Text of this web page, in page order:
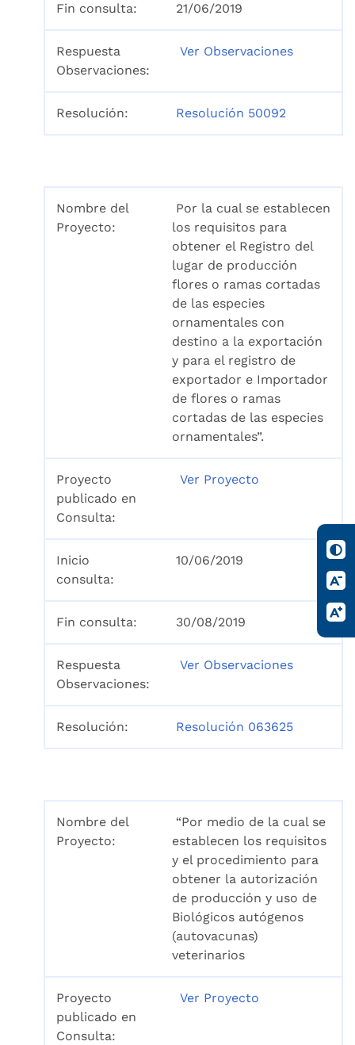
Fin consulta: 21/06/2019
Respuesta
Observaciones:
Ver Observaciones
Resolución: Resolución 50092
Nombre del
Proyecto:
Por la cual se establecen
los requisitos para
obtener el Registro del
lugar de producción
flores o ramas cortadas
de las especies
ornamentales con
destino a la exportación
y para el registro de
exportador e Importador
de flores o ramas
cortadas de las especies
ornamentales”.
Proyecto
publicado en
Consulta:
Ver Proyecto
Inicio
consulta:
10/06/2019
Fin consulta: 30/08/2019
Respuesta
Observaciones:
Ver Observaciones
Resolución: Resolución 063625
Nombre del
Proyecto:
“Por medio de la cual se
establecen los requisitos
y el procedimiento para
obtener la autorización
de producción y uso de
Biológicos autógenos
(autovacunas)
veterinarios
Proyecto
publicado en
Consulta:
Ver Proyecto